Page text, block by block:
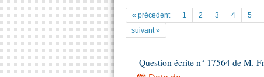
« précedent 1 2 3 4 5
suivant »
Question écrite n° 17564 de M.